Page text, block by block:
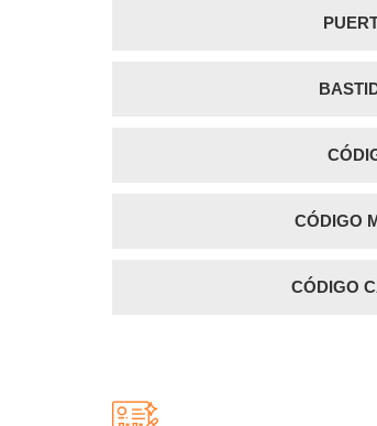
CÓDIGO
CÓDIGO